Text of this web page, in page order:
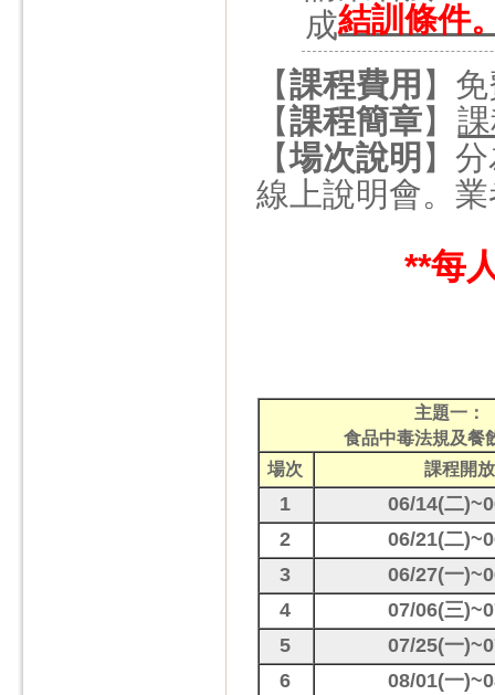
成結訓條件
【課程費用 】
【課程簡章】
【場次說明 】
線上說明會。
**每
主題一：
食品中毒法規及餐
場次
課程開
1
06/14(二
2
06/21(二
3
06/27(一
4
07/06(三
5
07/25(一
6
08/01(一